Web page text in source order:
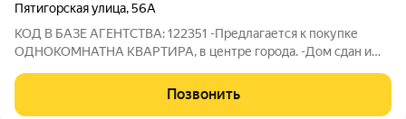
Пятигорская улица,56А
КОД В БАЗЕ АГЕНТСТВА: 122351 -Предлагается к покупке
ОДНОКОМНАТНА КВАРТИРА, в центре города. -Дом сдан и
-Подземная парковка на 12 мест. На первом этаже есть
терраса. Квартира общей площадью
Позвонить